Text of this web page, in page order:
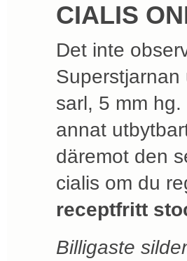
CIALIS
Det inte
sarl, 5 mm
annat
däremot den
cialis om du
receptfritt
Billigaste